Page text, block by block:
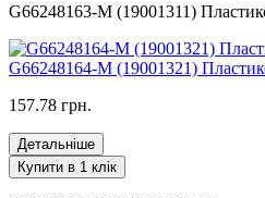
G66248163-M (19001311)
G66248164-M (19001321)
157.78 грн.
Детальніше
Купити в 1 клік